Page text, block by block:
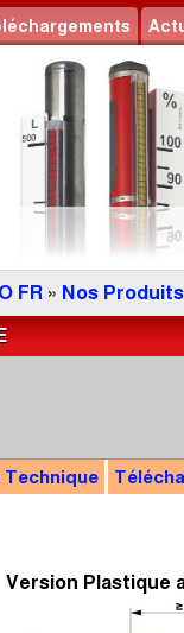
FR » Nos Produits
Technique
Version Plastique